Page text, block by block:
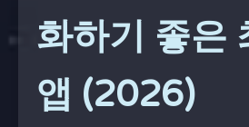
화하기 좋은
앱 (2026)